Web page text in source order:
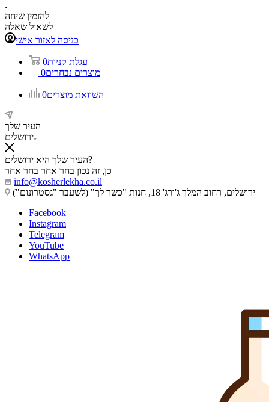
להזמין שיחה
לשאול שאלה
כניסה לאזור אישי
עגלת קניות0
מוצרים נבחרים0
השוואת מוצרים0
העיר שלך
ירושלים
העיר שלך היא ירושלים?
כן, זה נכון בחר אחר בחר אחר
info@kosherlekha.co.il
ירושלים, רחוב המלך ג'ורג' 18, חנות "כשר לך" (לשעבר "גסטרונום")
Facebook
Instagram
Telegram
YouTube
WhatsApp